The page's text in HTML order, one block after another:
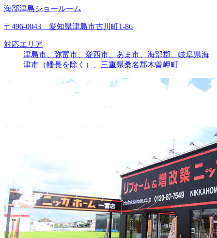
海部津島ショールーム
〒496-0043 愛知県津島市古川町1-86
対応エリア
津島市、弥富市、愛西市、あま市、海部郡、岐阜県海
津市（幡長を除く）、三重県桑名郡木曽岬町